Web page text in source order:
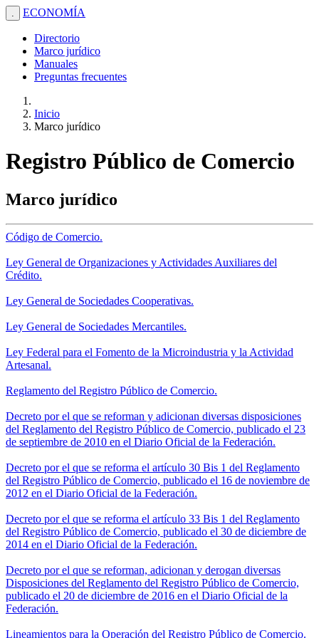
. ECONOMÍA
Directorio
Marco jurídico
Manuales
Preguntas frecuentes
Inicio
Marco jurídico
Registro Público de Comercio
Marco jurídico
Código de Comercio.
Ley General de Organizaciones y Actividades Auxiliares del
Crédito.
Ley General de Sociedades Cooperativas.
Ley General de Sociedades Mercantiles.
Ley Federal para el Fomento de la Microindustria y la Actividad
Artesanal.
Reglamento del Registro Público de Comercio.
Decreto por el que se reforman y adicionan diversas disposiciones
del Reglamento del Registro Público de Comercio, publicado el 23
de septiembre de 2010 en el Diario Oficial de la Federación.
Decreto por el que se reforma el artículo 30 Bis 1 del Reglamento
del Registro Público de Comercio, publicado el 16 de noviembre de
2012 en el Diario Oficial de la Federación.
Decreto por el que se reforma el artículo 33 Bis 1 del Reglamento
del Registro Público de Comercio, publicado el 30 de diciembre de
2014 en el Diario Oficial de la Federación.
Decreto por el que se reforman, adicionan y derogan diversas
Disposiciones del Reglamento del Registro Público de Comercio,
publicado el 20 de diciembre de 2016 en el Diario Oficial de la
Federación.
Lineamientos para la Operación del Registro Público de Comercio.